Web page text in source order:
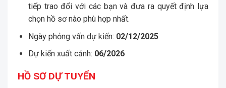
tiếp trao đổi với các bạn và đưa ra quyết định lựa
chọn hồ sơ nào phù hợp nhất.
Ngày phỏng vấn dự kiến: 02/12/2025
Dự kiến xuất cảnh: 06/2026
HỒ SƠ DỰ TUYỂN